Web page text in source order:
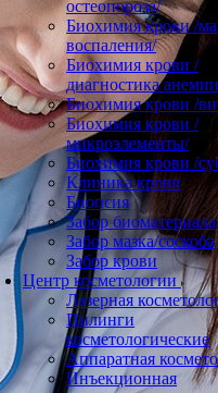
остеопороза/
Биохимия крови /
воспаления/
Биохимия крови /
диагностика
Биохимия крови /
Биохимия крови /
микроэлементы/
Биохимия крови /
Клиника крови
Биопсия
Забор биоматериала
Забор мазка/соскоба
Забор крови
Центр косметологии
Лазерная
Пилинги
косметологические
Аппаратная
Инъекционная